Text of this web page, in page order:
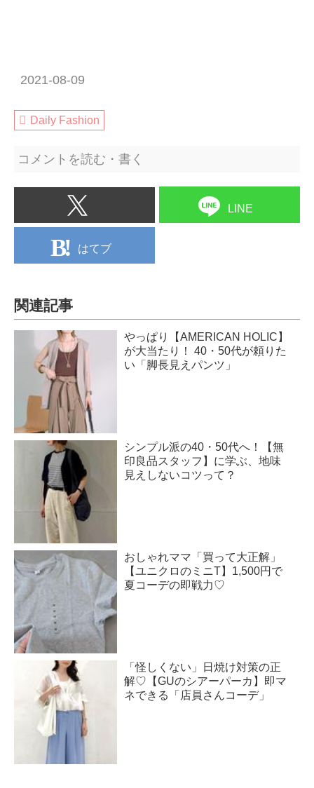
2021-08-09
Daily Fashion
コメントを読む・書く
LINE
はてブ
関連記事
やっぱり【AMERICAN HOLIC】
が大当たり！ 40・50代が頼りた
い「脚長見えパンツ」
シンプル派の40・50代へ！【無
印良品スタッフ】に学ぶ、地味
見えしないコツって？
おしゃれママ「買って大正解」
【ユニクロのミニT】1,500円で
夏コーデの即戦力♡
「怪しくない」日焼け対策の正
解♡【GUのシアーパーカ】即マ
ネできる「店員さんコーデ」